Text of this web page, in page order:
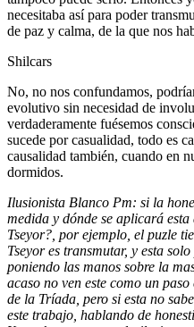
necesitaba así para poder
de paz y calma, de la que nos
Shilcars
No, no nos confundamos,
evolutivo sin necesidad de
verdaderamente fuésemos
sucede por casualidad, todo es
causalidad también, cuando en
dormidos.
Ilusionista Blanco Pm: si la
medida y dónde se aplicará
Tseyor?, por ejemplo, el puzle
Tseyor es transmutar, y esta
poniendo las manos sobre la
acaso no ven este como un
de la Tríada, pero si esta no
este trabajo, hablando de